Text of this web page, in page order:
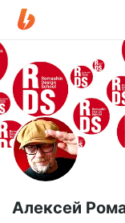
Алексей